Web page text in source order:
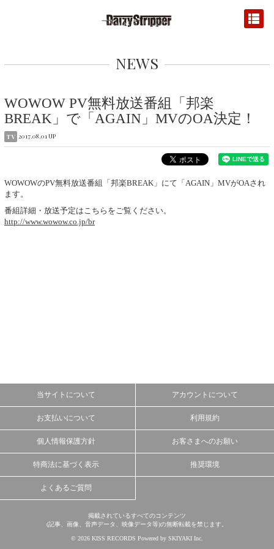
NEWS
WOWOW PV無料放送番組「邦楽
BREAK」で「AGAIN」MVのOA決定！
TV 2017.08.01 UP
WOWOWのPV無料放送番組「邦楽BREAK」にて「AGAIN」MVがOAされ
ます。
番組詳細・放送予定はこちらをご覧ください。
http://www.wowow.co.jp/br
当サイトについて アカウントについて
お支払いについて 利用規約
個人情報保護方針 お客さまへのお願い
特商法に基づく表示 推奨環境
よくあるご質問
掲載されているすべてのコンテンツ
(記事、画像、音声データ、映像データ等)の無断転載を禁じます。
© 2026 KISS RECORDS Powered by SKIYAKI Inc.